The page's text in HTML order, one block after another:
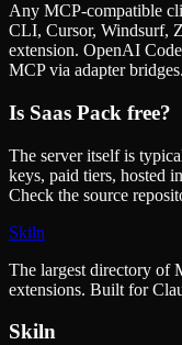
Any MCP-compatible
CLI, Cursor, Windsurf,
extension. OpenAI
MCP via adapter bridges.
Is Saas Pack free?
The server itself is
keys, paid tiers, hosted
Check the source
Skiln
The largest directory of
extensions. Built for
Skiln